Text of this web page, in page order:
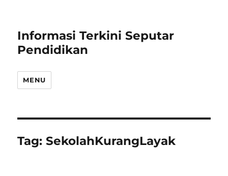
Informasi Terkini Seputar
Pendidikan
MENU
Tag:SekolahKurangLayak